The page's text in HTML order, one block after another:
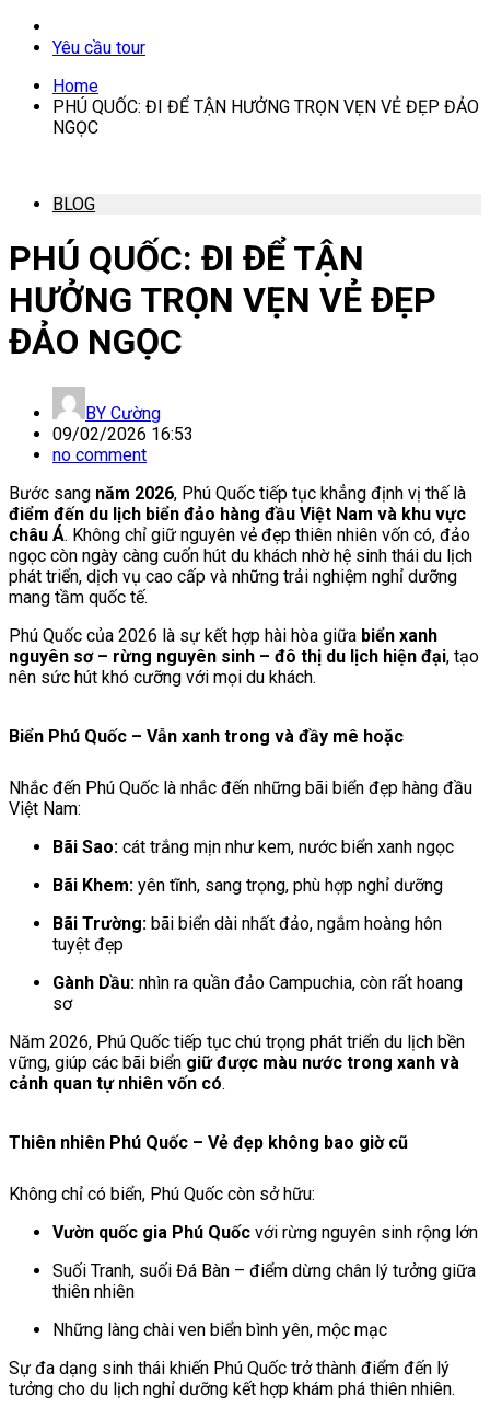
Yêu cầu tour
Home
PHÚ QUỐC: ĐI ĐỂ TẬN HƯỞNG TRỌN VẸN VẺ ĐẸP ĐẢO
NGỌC
BLOG
PHÚ QUỐC: ĐI ĐỂ TẬN
HƯỞNG TRỌN VẸN VẺ ĐẸP
ĐẢO NGỌC
BY Cường
09/02/2026 16:53
no comment
Bước sang năm 2026, Phú Quốc tiếp tục khẳng định vị thế là
điểm đến du lịch biển đảo hàng đầu Việt Nam và khu vực
châu Á. Không chỉ giữ nguyên vẻ đẹp thiên nhiên vốn có, đảo
ngọc còn ngày càng cuốn hút du khách nhờ hệ sinh thái du lịch
phát triển, dịch vụ cao cấp và những trải nghiệm nghỉ dưỡng
mang tầm quốc tế.
Phú Quốc của 2026 là sự kết hợp hài hòa giữa biển xanh
nguyên sơ – rừng nguyên sinh – đô thị du lịch hiện đại, tạo
nên sức hút khó cưỡng với mọi du khách.
Biển Phú Quốc – Vẫn xanh trong và đầy mê hoặc
Nhắc đến Phú Quốc là nhắc đến những bãi biển đẹp hàng đầu
Việt Nam:
Bãi Sao: cát trắng mịn như kem, nước biển xanh ngọc
Bãi Khem: yên tĩnh, sang trọng, phù hợp nghỉ dưỡng
Bãi Trường: bãi biển dài nhất đảo, ngắm hoàng hôn
tuyệt đẹp
Gành Dầu: nhìn ra quần đảo Campuchia, còn rất hoang
sơ
Năm 2026, Phú Quốc tiếp tục chú trọng phát triển du lịch bền
vững, giúp các bãi biển giữ được màu nước trong xanh và
cảnh quan tự nhiên vốn có.
Thiên nhiên Phú Quốc – Vẻ đẹp không bao giờ cũ
Không chỉ có biển, Phú Quốc còn sở hữu:
Vườn quốc gia Phú Quốc với rừng nguyên sinh rộng lớn
Suối Tranh, suối Đá Bàn – điểm dừng chân lý tưởng giữa
thiên nhiên
Những làng chài ven biển bình yên, mộc mạc
Sự đa dạng sinh thái khiến Phú Quốc trở thành điểm đến lý
tưởng cho du lịch nghỉ dưỡng kết hợp khám phá thiên nhiên.